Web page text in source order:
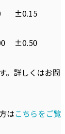
±0.15
±0.50
。詳しくはお問
はこちらをご覧